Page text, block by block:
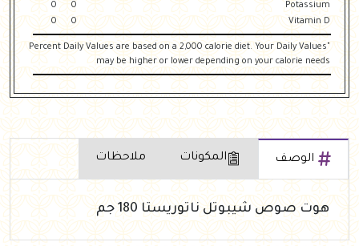
Potassium
0
0
Vitamin D
0
0
"Percent Daily Values are based on a 2,000 calorie diet. Your Daily Values
may be higher or lower depending on your calorie needs
الوصف المكونات ملاحظات
هوت صوص شيبوتل ناتوريستا 180 جم